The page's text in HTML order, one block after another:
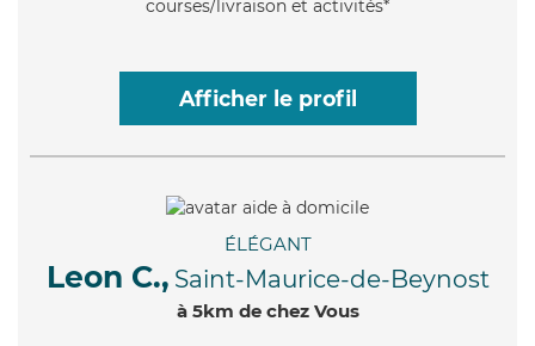
courses/livraison et activités*
Afficher le profil
ÉLÉGANT
Leon C., Saint-Maurice-de-Beynost
à 5km de chez Vous